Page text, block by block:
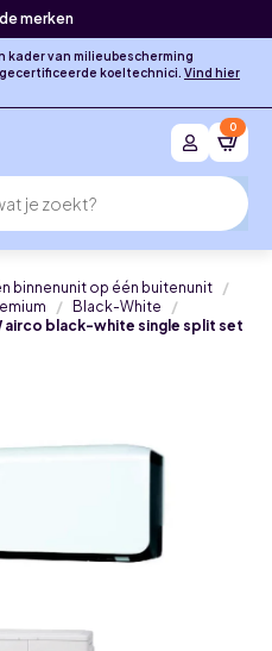
merken
kader van milieubescherming
koeltechnici. Vind hier
0
binnenunit op één buitenunit
Black-White
airco black-white single split set